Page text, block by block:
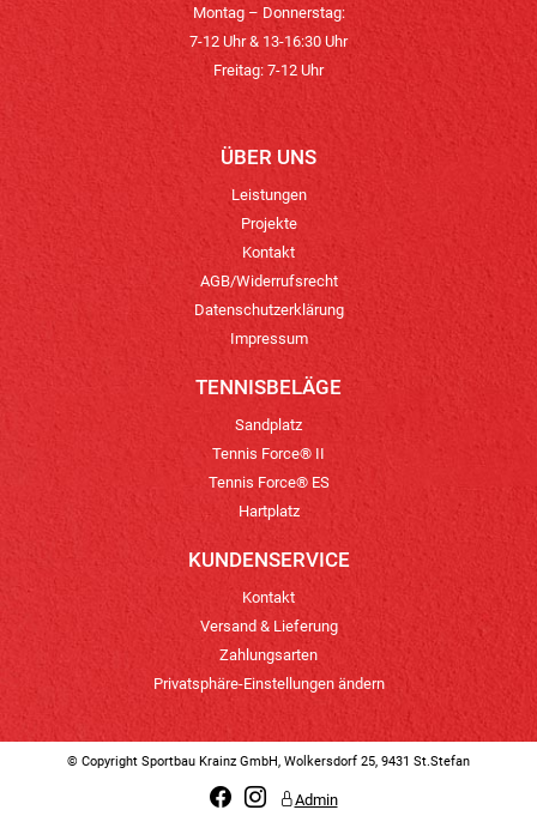
Montag – Donnerstag:
7-12 Uhr & 13-16:30 Uhr
Freitag: 7-12 Uhr
ÜBER UNS
Leistungen
Projekte
Kontakt
AGB/Widerrufsrecht
Datenschutzerklärung
Impressum
TENNISBELÄGE
Sandplatz
Tennis Force® II
Tennis Force® ES
Hartplatz
KUNDENSERVICE
Kontakt
Versand & Lieferung
Zahlungsarten
Privatsphäre-Einstellungen ändern
© Copyright Sportbau Krainz GmbH, Wolkersdorf 25, 9431 St.Stefan
Admin